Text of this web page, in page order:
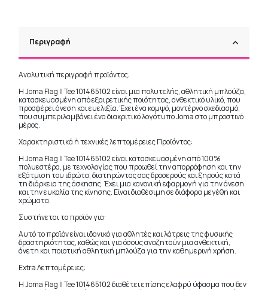
Περιγραφή
Αναλυτική περιγραφή προϊόντος:
Η Joma Flag II Tee 101465102 είναι μια πολυτελής, αθλητική μπλούζα,
κατασκευασμένη από εξαιρετικής ποιότητας, ανθεκτικό υλικό, που
προσφέρει άνεση και ευελιξία. Έχει ένα κομψό, μοντέρνο σχεδιασμό,
που συμπεριλαμβάνει ένα διακριτικό λογότυπο Joma στο μπροστινό
μέρος.
Χαρακτηριστικά ή τεχνικές λεπτομέρειες Προϊόντος:
Η Joma Flag II Tee 101465102 είναι κατασκευασμένη από 100%
πολυεστέρα, με τεχνολογίας που προωθεί την απορρόφηση και την
εξάτμιση του ιδρώτα, διατηρώντας σας δροσερούς και ξηρούς κατά
τη διάρκεια της άσκησης. Έχει μια κανονική εφαρμογή για την άνεση
και την ευκολία της κίνησης. Είναι διαθέσιμη σε διάφορα μεγέθη και
χρώματα.
Συστήνεται το προϊόν για:
Αυτό το προϊόν είναι ιδανικό για αθλητές και λάτρεις της φυσικής
δραστηριότητας, καθώς και για όσους αναζητούν μια ανθεκτική,
άνετη και ποιοτική αθλητική μπλούζα για την καθημερινή χρήση.
Extra Λεπτομέρειες:
Η Joma Flag II Tee 101465102 διαθέτει επίσης ελαφρύ ύφασμα που δεν